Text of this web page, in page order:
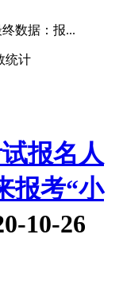
数据：报...
统计
报名人
报考“小
10-26